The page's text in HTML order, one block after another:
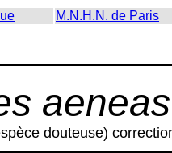
M.N.H.N. de Paris
douteuse)